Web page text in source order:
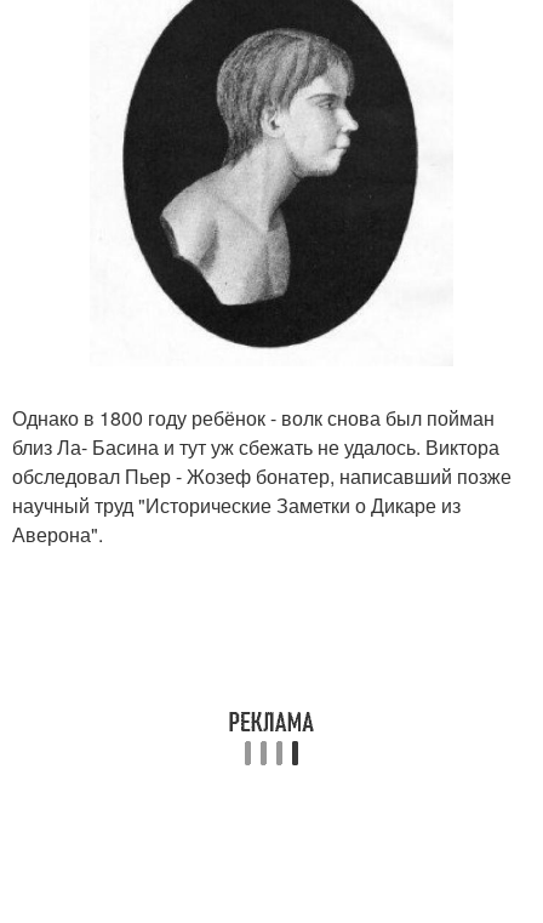
Однако в 1800 году ребёнок - волк снова был пойман
близ Ла- Басина и тут уж сбежать не удалось. Виктора
обследовал Пьер - Жозеф бонатер, написавший позже
научный труд "Исторические Заметки о Дикаре из
Аверона".